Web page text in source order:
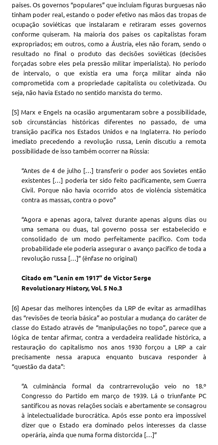
países. Os governos “populares” que incluíam figuras burguesas não
tinham poder real, estando o poder efetivo nas mãos das tropas de
ocupação soviéticas que instalaram e retiraram esses governos
conforme quiseram. Na maioria dos países os capitalistas foram
expropriados; em outros, como a Áustria, eles não foram, sendo o
resultado no final o produto das decisões soviéticas (decisões
forçadas sobre eles pela pressão militar imperialista). No período
de intervalo, o que existia era uma força militar ainda não
comprometida com a propriedade capitalista ou coletivizada. Ou
seja, não havia Estado no sentido marxista do termo.
[5] Marx e Engels na ocasião argumentaram sobre a possibilidade,
sob circunstâncias históricas diferentes no passado, de uma
transição pacífica nos Estados Unidos e na Inglaterra. No período
imediato precedendo a revolução russa, Lenin discutiu a remota
possibilidade de isso também ocorrer na Rússia:
“Antes de 4 de julho […] transferir o poder aos Sovietes então
existentes […] poderia ter sido feito pacificamente, sem Guerra
Civil. Porque não havia ocorrido atos de violência sistemática
contra as massas, contra o povo”
“Agora e apenas agora, talvez durante apenas alguns dias ou
uma semana ou duas, tal governo possa ser estabelecido e
consolidado de um modo perfeitamente pacífico. Com toda
probabilidade ele poderia assegurar o avanço pacífico de toda a
revolução russa […]” (ênfase no original)
Citado em “Lenin em 1917” de Victor Serge
Revolutionary History, Vol. 5 No.3
[6] Apesar das melhores intenções da LRP de evitar as armadilhas
das “revisões de teoria básica” ao postular a mudança do caráter de
classe do Estado através de “manipulações no topo”, parece que a
lógica de tentar afirmar, contra a verdadeira realidade histórica, a
restauração do capitalismo nos anos 1930 forçou a LRP a cair
precisamente nessa arapuca enquanto buscava responder à
“questão da data”:
“A culminância formal da contrarrevolução veio no 18.º
Congresso do Partido em março de 1939. Lá o triunfante PC
santificou as novas relações sociais e abertamente se consagrou
à intelectualidade burocrática. Após esse ponto era impossível
dizer que o Estado era dominado pelos interesses da classe
operária, ainda que numa forma distorcida […]”